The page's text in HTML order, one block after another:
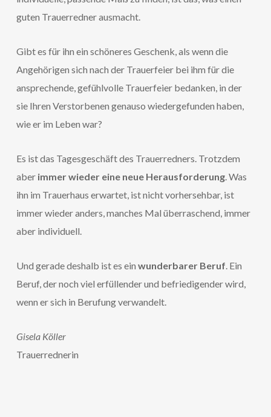
guten Trauerredner ausmacht.
Gibt es für ihn ein schöneres Geschenk, als wenn die
Angehörigen sich nach der Trauerfeier bei ihm für die
ansprechende, gefühlvolle Trauerfeier bedanken, in der
sie Ihren Verstorbenen genauso wiedergefunden haben,
wie er im Leben war?
Es ist das Tagesgeschäft des Trauerredners. Trotzdem
aber immer wieder eine neue Herausforderung. Was
ihn im Trauerhaus erwartet, ist nicht vorhersehbar, ist
immer wieder anders, manches Mal überraschend, immer
aber individuell.
Und gerade deshalb ist es ein wunderbarer Beruf. Ein
Beruf, der noch viel erfüllender und befriedigender wird,
wenn er sich in Berufung verwandelt.
Gisela Köller
Trauerrednerin